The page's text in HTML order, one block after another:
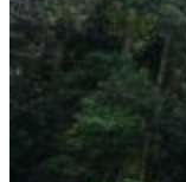
Où partir ?
Quand
Été